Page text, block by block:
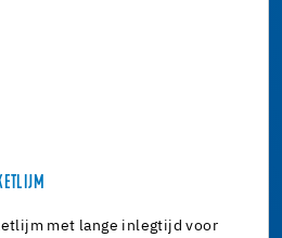
met lange inlegtijd voor